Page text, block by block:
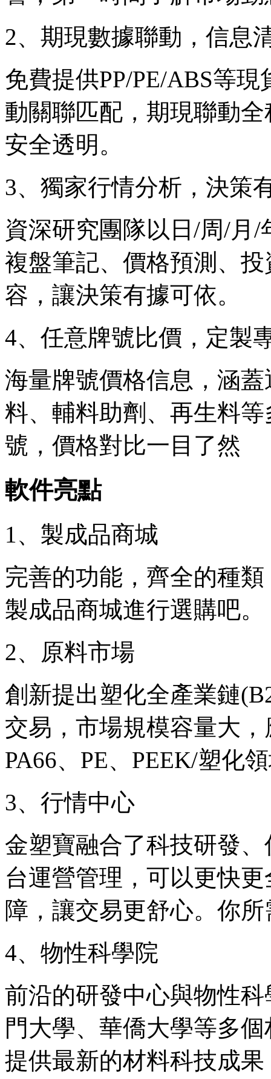
2、期現數據聯動，信息
免費提供PP/PE/ABS等
動關聯匹配，期現聯動
安全透明。
3、獨家行情分析，決策
資深研究團隊以日/周/月
複盤筆記、價格預測、
容，讓決策有據可依。
4、任意牌號比價，定製
海量牌號價格信息，涵
料、輔料助劑、再生料
號，價格對比一目了然
軟件亮點
1、製成品商城
完善的功能，齊全的種
製成品商城進行選購吧。
2、原料市場
創新提出塑化全產業鏈
交易，市場規模容量大
PA66、PE、PEEK/塑化
3、行情中心
金塑寶融合了科技研發
台運營管理，可以更快
障，讓交易更舒心。你
4、物性科學院
前沿的研發中心與物性
門大學、華僑大學等多
提供最新的材料科技成